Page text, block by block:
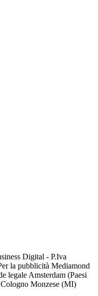
Digital - P.Iva
la pubblicità Mediamond
legale Amsterdam (Paesi
Monzese (MI)